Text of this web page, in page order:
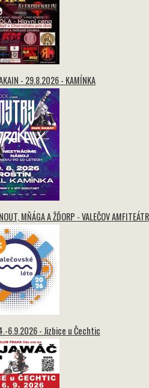
- 29.8.2026 - KAMÍNKA
MŇÁGA A ŽĎORP - VALEČOV AMFITEÁTR
4.-6.9.2026 - Jizbice u Čechtic